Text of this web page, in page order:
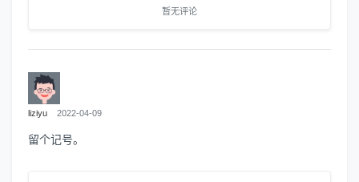
暂无评论
liziyu 2022-04-09
留个记号。